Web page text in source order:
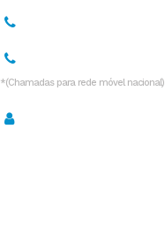
*(Chamadas para rede móvel nacional)